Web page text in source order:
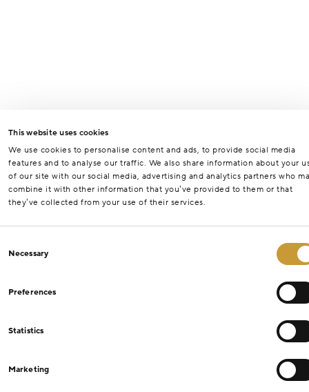
This website uses cookies
We use cookies to personalise content and ads, to provide social media
features and to analyse our traffic. We also share information about your
of our site with our social media, advertising and analytics partners who
combine it with other information that you’ve provided to them or that
they’ve collected from your use of their services.
Selection
Necessary
Preferences
Statistics
Marketing